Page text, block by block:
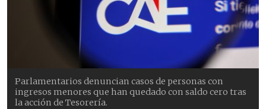
Parlamentarios denuncian casos de personas con
ingresos menores que han quedado con saldo cero tras
la acción de Tesorería.